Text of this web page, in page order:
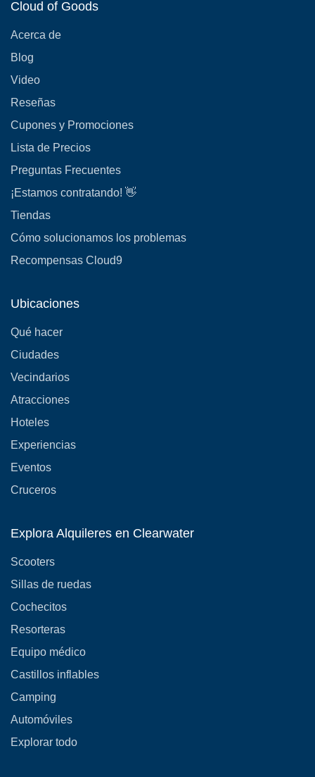
Cloud of Goods
Acerca de
Blog
Video
Reseñas
Cupones y Promociones
Lista de Precios
Preguntas Frecuentes
¡Estamos contratando! 👋
Tiendas
Cómo solucionamos los problemas
Recompensas Cloud9
Ubicaciones
Qué hacer
Ciudades
Vecindarios
Atracciones
Hoteles
Experiencias
Eventos
Cruceros
Explora Alquileres en Clearwater
Scooters
Sillas de ruedas
Cochecitos
Resorteras
Equipo médico
Castillos inflables
Camping
Automóviles
Explorar todo